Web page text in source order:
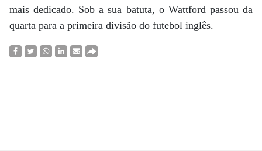
mais dedicado. Sob a sua batuta, o Wattford passou da
quarta para a primeira divisão do futebol inglês.